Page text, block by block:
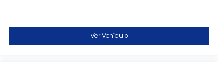
Ver Vehículo